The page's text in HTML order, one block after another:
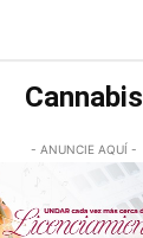
Cannabis
- ANUNCIE AQUÍ -